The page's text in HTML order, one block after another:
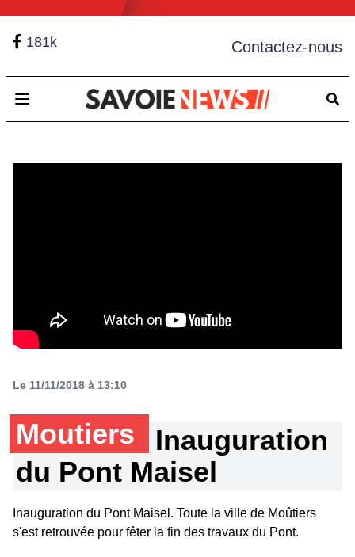
181k Contactez-nous
Open main menu
Le 11/11/2018 à 13:10
Moutiers
Inauguration
du Pont Maisel
Inauguration du Pont Maisel. Toute la ville de Moûtiers
s'est retrouvée pour fêter la fin des travaux du Pont.